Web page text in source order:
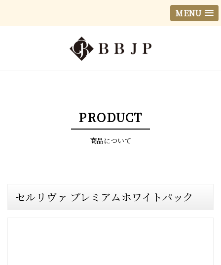
MENU
PRODUCT
商品について
セルリヴァ プレミアムホワイトパック